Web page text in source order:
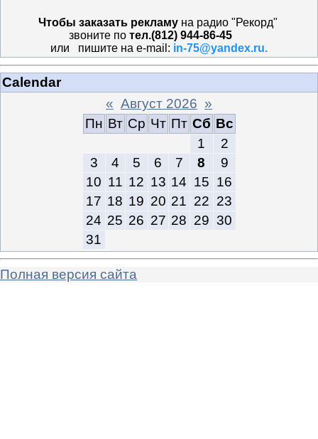
Чтобы заказать рекламуна радио "Рекорд"
звоните по тел.(812) 944-86-45
или пишите на e-mail: in-75@yandex.ru.
Calendar
« Август 2026 »
Пн Вт Ср Чт Пт Сб Вс
1
2
3
4 5 6 7 8
9
10 11 12 13 14 15 16
17 18 19 20 21 22 23
24 25 26 27 28 29 30
31
Полная версия сайта